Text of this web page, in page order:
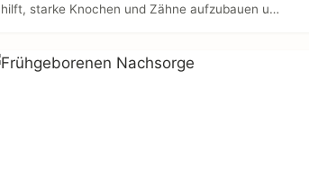
hilft, starke Knochen und Zähne aufzubauen u…